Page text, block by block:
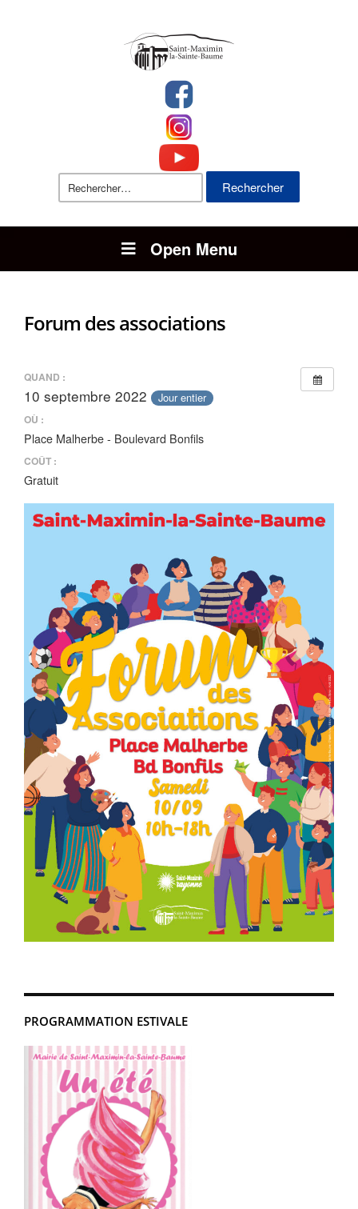
Rechercher :
Open Menu
PROGRAMMATION ESTIVALE
Forum des associations
QUAND :
10 septembre 2022 Jour entier
OÙ :
Place Malherbe - Boulevard Bonfils
COÛT :
Gratuit